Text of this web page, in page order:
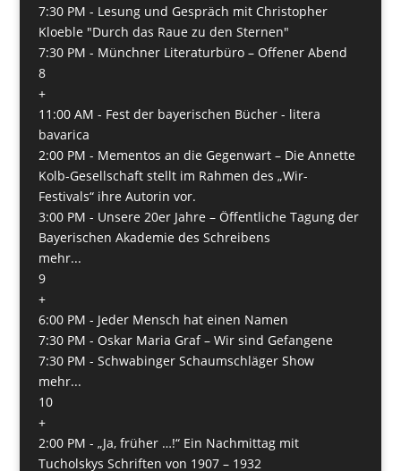
7:30 PM - Lesung und Gespräch mit Christopher
Kloeble "Durch das Raue zu den Sternen"
7:30 PM - Münchner Literaturbüro – Offener Abend
8
+
11:00 AM - Fest der bayerischen Bücher - litera
bavarica
2:00 PM - Mementos an die Gegenwart – Die Annette
Kolb-Gesellschaft stellt im Rahmen des „Wir-
Festivals“ ihre Autorin vor.
3:00 PM - Unsere 20er Jahre – Öffentliche Tagung der
Bayerischen Akademie des Schreibens
mehr...
9
+
6:00 PM - Jeder Mensch hat einen Namen
7:30 PM - Oskar Maria Graf – Wir sind Gefangene
7:30 PM - Schwabinger Schaumschläger Show
mehr...
10
+
2:00 PM - „Ja, früher …!“ Ein Nachmittag mit
Tucholskys Schriften von 1907 – 1932